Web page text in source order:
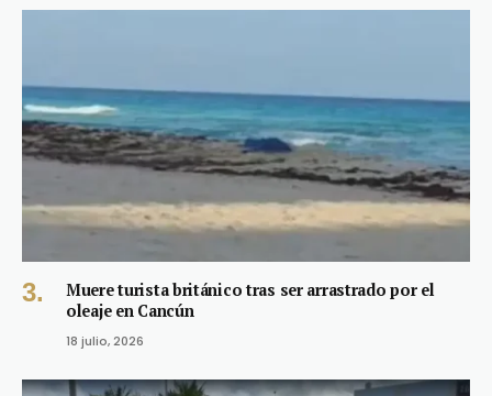
Muere turista británico tras ser arrastrado por el
oleaje en Cancún
18 julio, 2026